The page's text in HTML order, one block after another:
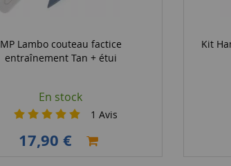
MP Lambo couteau factice
entraînement Tan + étui
En stock
1 Avis
17,90 €
Kit